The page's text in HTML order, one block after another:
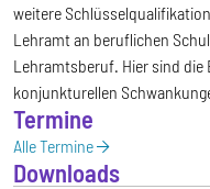
weitere
Lehramt an beruflichen
Lehramtsberuf. Hier sind die
konjunkturellen
Termine
Alle Termine
Downloads